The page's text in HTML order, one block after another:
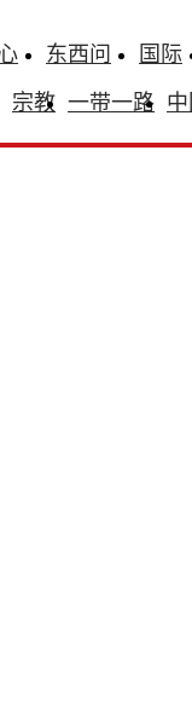
东西问 国际
宗教 一带一路